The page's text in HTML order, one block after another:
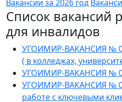
Вакансии за 2026 год
Список вакансий
для инвалидов
УГОИМИР-ВАКАНСИЯ №
( в колледжах,
УГОИМИР-ВАКАНСИЯ №
УГОИМИР-ВАКАНСИЯ №
работе с ключевыми